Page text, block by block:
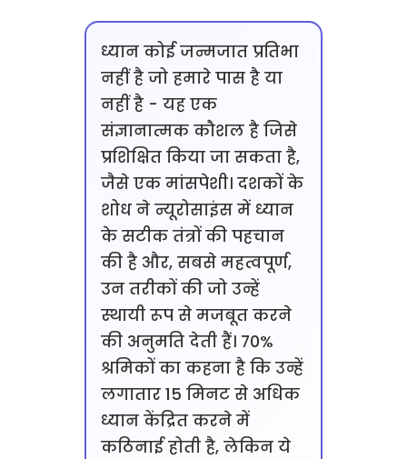
ध्यान कोई जन्मजात प्रतिभा
नहीं है जो हमारे पास है या
नहीं है - यह एक
संज्ञानात्मक कौशल है जिसे
प्रशिक्षित किया जा सकता है,
जैसे एक मांसपेशी। दशकों के
शोध ने न्यूरोसाइंस में ध्यान
के सटीक तंत्रों की पहचान
की है और, सबसे महत्वपूर्ण,
उन तरीकों की जो उन्हें
स्थायी रूप से मजबूत करने
की अनुमति देती हैं। 70%
श्रमिकों का कहना है कि उन्हें
लगातार 15 मिनट से अधिक
ध्यान केंद्रित करने में
कठिनाई होती है, लेकिन ये